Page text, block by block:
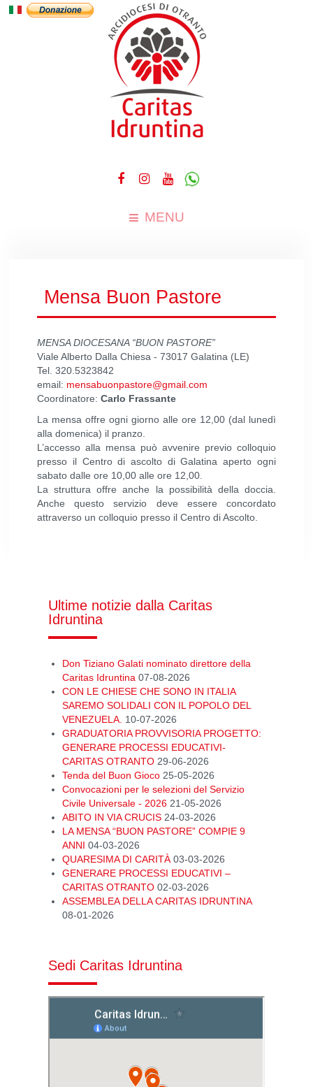
MENU
Mensa Buon Pastore
MENSA DIOCESANA “BUON PASTORE”
Viale Alberto Dalla Chiesa - 73017 Galatina (LE)
Tel. 320.5323842
email: mensabuonpastore@gmail.com
Coordinatore:Carlo Frassante
La mensa offre ogni giorno alle ore 12,00 (dal lunedì
alla domenica) il pranzo.
L’accesso alla mensa può avvenire previo colloquio
presso il Centro di ascolto di Galatina aperto ogni
sabato dalle ore 10,00 alle ore 12,00.
La struttura offre anche la possibilità della doccia.
Anche questo servizio deve essere concordato
attraverso un colloquio presso il Centro di Ascolto.
Ultime notizie dalla Caritas
Idruntina
Don Tiziano Galati nominato direttore della
Caritas Idruntina 07-08-2026
CON LE CHIESE CHE SONO IN ITALIA
SAREMO SOLIDALI CON IL POPOLO DEL
VENEZUELA. 10-07-2026
GRADUATORIA PROVVISORIA PROGETTO:
GENERARE PROCESSI EDUCATIVI-
CARITAS OTRANTO 29-06-2026
Tenda del Buon Gioco 25-05-2026
Convocazioni per le selezioni del Servizio
Civile Universale - 2026 21-05-2026
ABITO IN VIA CRUCIS 24-03-2026
LA MENSA “BUON PASTORE” COMPIE 9
ANNI
04-03-2026
QUARESIMA DI CARITÀ 03-03-2026
GENERARE PROCESSI EDUCATIVI –
CARITAS OTRANTO 02-03-2026
ASSEMBLEA DELLA CARITAS IDRUNTINA
08-01-2026
Sedi Caritas Idruntina